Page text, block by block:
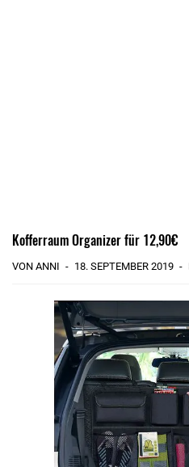
Kofferraum Organizer für 12,90€
VON ANNI 18. SEPTEMBER 2019